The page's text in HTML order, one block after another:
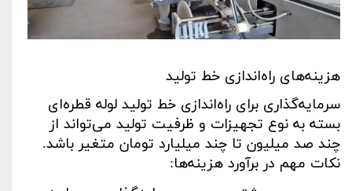
هزینه‌های راه‌اندازی خط تولید
سرمایه‌گذاری برای راه‌اندازی خط تولید لوله قطره‌ای
بسته به نوع تجهیزات و ظرفیت تولید می‌تواند از
چند صد میلیون تا چند میلیارد تومان متغیر باشد.
نکات مهم در برآورد هزینه‌ها: